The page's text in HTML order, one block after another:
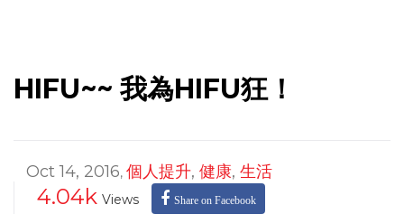
HIFU~~ 我為HIFU狂！
Oct 14, 2016, 個人提升, 健康, 生活
4.04k Views Share on Facebook